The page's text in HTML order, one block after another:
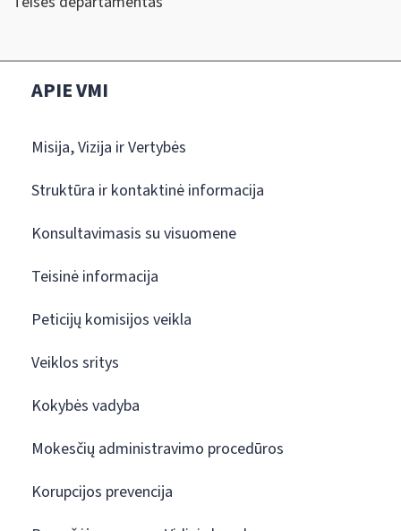
APIE VMI
Misija, Vizija ir Vertybės
Struktūra ir kontaktinė informacija
Konsultavimasis su visuomene
Teisinė informacija
Peticijų komisijos veikla
Veiklos sritys
Kokybės vadyba
Mokesčių administravimo procedūros
Korupcijos prevencija